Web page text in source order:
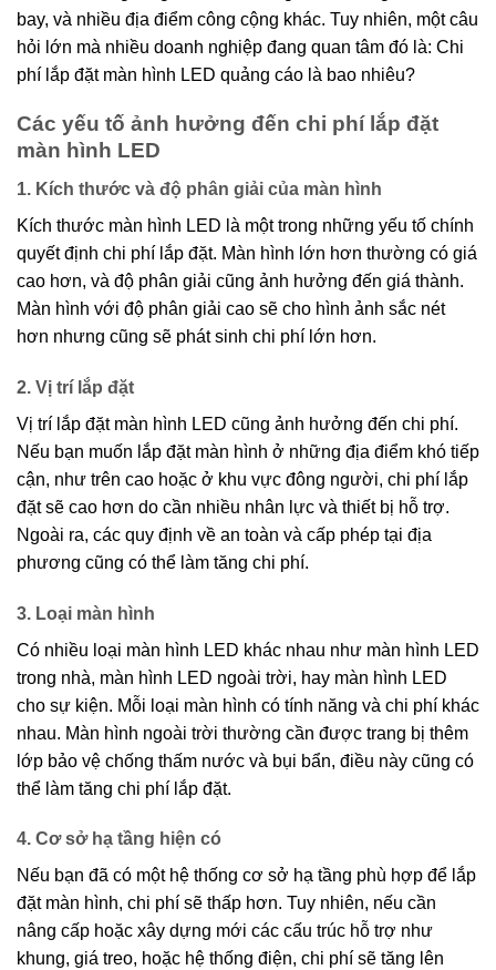
bay, và nhiều địa điểm công cộng khác. Tuy nhiên, một câu
hỏi lớn mà nhiều doanh nghiệp đang quan tâm đó là: Chi
phí lắp đặt màn hình LED quảng cáo là bao nhiêu?
Các yếu tố ảnh hưởng đến chi phí lắp đặt
màn hình LED
1. Kích thước và độ phân giải của màn hình
Kích thước màn hình LED là một trong những yếu tố chính
quyết định chi phí lắp đặt. Màn hình lớn hơn thường có giá
cao hơn, và độ phân giải cũng ảnh hưởng đến giá thành.
Màn hình với độ phân giải cao sẽ cho hình ảnh sắc nét
hơn nhưng cũng sẽ phát sinh chi phí lớn hơn.
2. Vị trí lắp đặt
Vị trí lắp đặt màn hình LED cũng ảnh hưởng đến chi phí.
Nếu bạn muốn lắp đặt màn hình ở những địa điểm khó tiếp
cận, như trên cao hoặc ở khu vực đông người, chi phí lắp
đặt sẽ cao hơn do cần nhiều nhân lực và thiết bị hỗ trợ.
Ngoài ra, các quy định về an toàn và cấp phép tại địa
phương cũng có thể làm tăng chi phí.
3. Loại màn hình
Có nhiều loại màn hình LED khác nhau như màn hình LED
trong nhà, màn hình LED ngoài trời, hay màn hình LED
cho sự kiện. Mỗi loại màn hình có tính năng và chi phí khác
nhau. Màn hình ngoài trời thường cần được trang bị thêm
lớp bảo vệ chống thấm nước và bụi bẩn, điều này cũng có
thể làm tăng chi phí lắp đặt.
4. Cơ sở hạ tầng hiện có
Nếu bạn đã có một hệ thống cơ sở hạ tầng phù hợp để lắp
đặt màn hình, chi phí sẽ thấp hơn. Tuy nhiên, nếu cần
nâng cấp hoặc xây dựng mới các cấu trúc hỗ trợ như
khung, giá treo, hoặc hệ thống điện, chi phí sẽ tăng lên